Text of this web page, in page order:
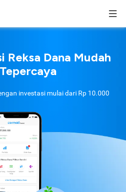
Reksa Dana Mudah
investasi mulai dari Rp 10.000